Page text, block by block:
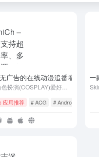
广告的在线动漫追番看图弹幕
应用推荐 # ACG # Android
Skim – 一